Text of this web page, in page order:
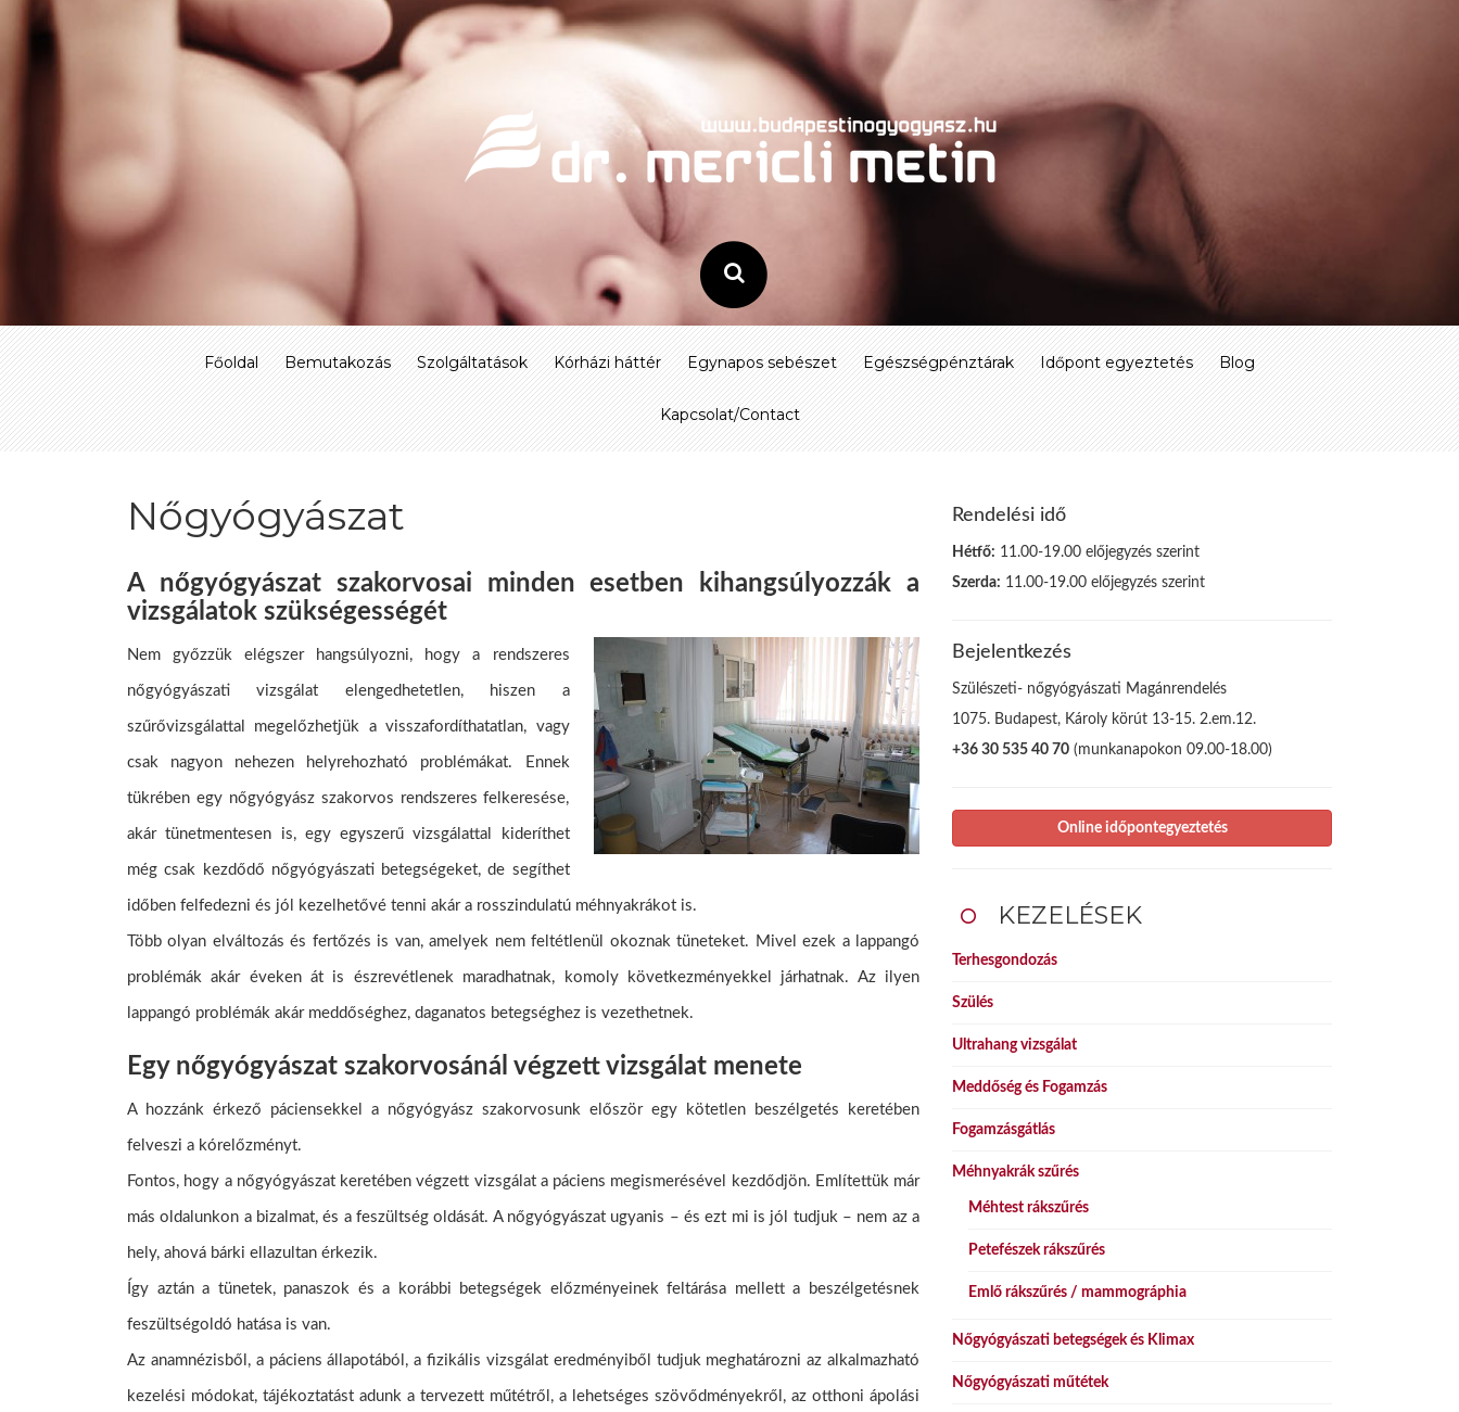
Főoldal Bemutakozás Szolgáltatások Kórházi háttér Egynapos sebészet Egészségpénztárak Időpont egyeztetés Blog
Kapcsolat/Contact
Nőgyógyászat
A nőgyógyászat szakorvosai minden esetben kihangsúlyozzák a
vizsgálatok szükségességét
Nem győzzük elégszer hangsúlyozni, hogy a rendszeres
nőgyógyászati vizsgálat elengedhetetlen, hiszen a
szűrővizsgálattal megelőzhetjük a visszafordíthatatlan, vagy
csak nagyon nehezen helyrehozható problémákat. Ennek
tükrében egy nőgyógyász szakorvos rendszeres felkeresése,
akár tünetmentesen is, egy egyszerű vizsgálattal kideríthet
még csak kezdődő nőgyógyászati betegségeket, de segíthet
időben felfedezni és jól kezelhetővé tenni akár a rosszindulatú méhnyakrákot is.
Több olyan elváltozás és fertőzés is van, amelyek nem feltétlenül okoznak tüneteket. Mivel ezek a lappangó
problémák akár éveken át is észrevétlenek maradhatnak, komoly következményekkel járhatnak. Az ilyen
lappangó problémák akár meddőséghez, daganatos betegséghez is vezethetnek.
Egy nőgyógyászat szakorvosánál végzett vizsgálat menete
A hozzánk érkező páciensekkel a nőgyógyász szakorvosunk először egy kötetlen beszélgetés keretében
felveszi a kórelőzményt.
Fontos, hogy a nőgyógyászat keretében végzett vizsgálat a páciens megismerésével kezdődjön. Említettük már
más oldalunkon a bizalmat, és a feszültség oldását. A nőgyógyászat ugyanis – és ezt mi is jól tudjuk – nem az a
hely, ahová bárki ellazultan érkezik.
Így aztán a tünetek, panaszok és a korábbi betegségek előzményeinek feltárása mellett a beszélgetésnek
feszültségoldó hatása is van.
Az anamnézisből, a páciens állapotából, a fizikális vizsgálat eredményiből tudjuk meghatározni az alkalmazható
kezelési módokat, tájékoztatást adunk a tervezett műtétről, a lehetséges szövődményekről, az otthoni ápolási
Rendelési idő
Hétfő: 11.00-19.00 előjegyzés szerint
Szerda: 11.00-19.00 előjegyzés szerint
Bejelentkezés
Szülészeti- nőgyógyászati Magánrendelés
1075. Budapest, Károly körút 13-15. 2.em.12.
+36 30 535 40 70 (munkanapokon 09.00-18.00)
Online időpontegyeztetés
KEZELÉSEK
Terhesgondozás
Szülés
Ultrahang vizsgálat
Meddőség és Fogamzás
Fogamzásgátlás
Méhnyakrák szűrés
Méhtest rákszűrés
Petefészek rákszűrés
Emlő rákszűrés / mammográphia
Nőgyógyászati betegségek és Klimax
Nőgyógyászati műtétek